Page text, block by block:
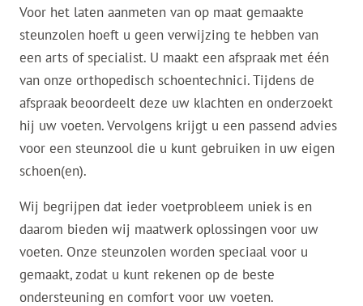
Voor het laten aanmeten van op maat gemaakte
steunzolen hoeft u geen verwijzing te hebben van
een arts of specialist. U maakt een afspraak met één
van onze orthopedisch schoentechnici. Tijdens de
afspraak beoordeelt deze uw klachten en onderzoekt
hij uw voeten. Vervolgens krijgt u een passend advies
voor een steunzool die u kunt gebruiken in uw eigen
schoen(en).
Wij begrijpen dat ieder voetprobleem uniek is en
daarom bieden wij maatwerk oplossingen voor uw
voeten. Onze steunzolen worden speciaal voor u
gemaakt, zodat u kunt rekenen op de beste
ondersteuning en comfort voor uw voeten.